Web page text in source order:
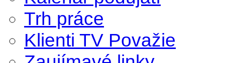
Trh práce
Klienti TV Považie